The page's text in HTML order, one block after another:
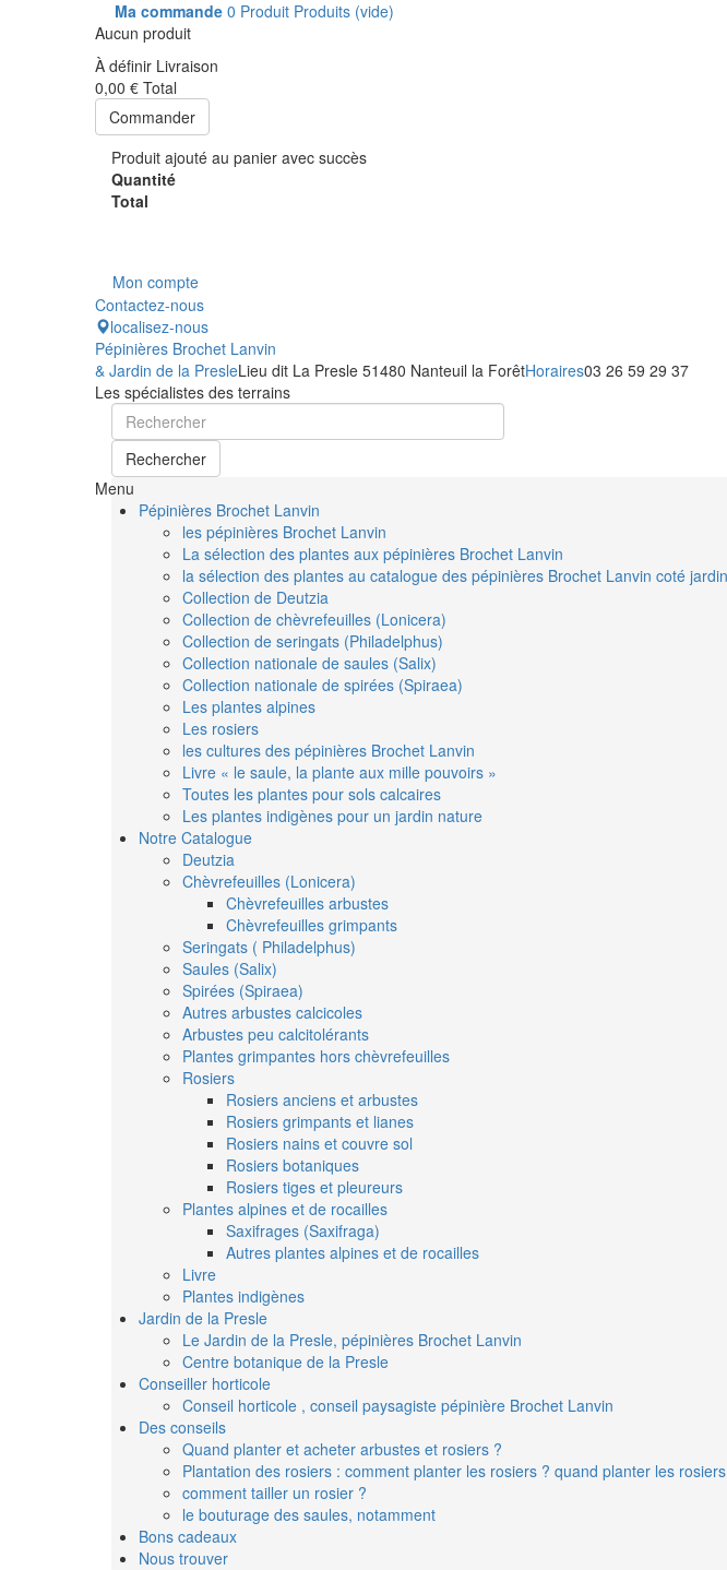
Ma commande 0 Produit Produits (vide)
Aucun produit
À définir Livraison
0,00 € Total
Commander
Produit ajouté au panier avec succès
Quantité
Total
Mon compte
Contactez-nous
localisez-nous
Pépinières Brochet Lanvin
& Jardin de la PresleLieu dit La Presle 51480 Nanteuil la ForêtHoraires03 26 59 29 37
Les spécialistes des terrains
Rechercher
Menu
Pépinières Brochet Lanvin
les pépinières Brochet Lanvin
La sélection des plantes aux pépinières Brochet Lanvin
la sélection des plantes au catalogue des pépinières Brochet Lanvin coté
Collection de Deutzia
Collection de chèvrefeuilles (Lonicera)
Collection de seringats (Philadelphus)
Collection nationale de saules (Salix)
Collection nationale de spirées (Spiraea)
Les plantes alpines
Les rosiers
les cultures des pépinières Brochet Lanvin
Livre « le saule, la plante aux mille pouvoirs »
Toutes les plantes pour sols calcaires
Les plantes indigènes pour un jardin nature
Notre Catalogue
Deutzia
Chèvrefeuilles (Lonicera)
Chèvrefeuilles arbustes
Chèvrefeuilles grimpants
Seringats ( Philadelphus)
Saules (Salix)
Spirées (Spiraea)
Autres arbustes calcicoles
Arbustes peu calcitolérants
Plantes grimpantes hors chèvrefeuilles
Rosiers
Rosiers anciens et arbustes
Rosiers grimpants et lianes
Rosiers nains et couvre sol
Rosiers botaniques
Rosiers tiges et pleureurs
Plantes alpines et de rocailles
Saxifrages (Saxifraga)
Autres plantes alpines et de rocailles
Livre
Plantes indigènes
Jardin de la Presle
Le Jardin de la Presle, pépinières Brochet Lanvin
Centre botanique de la Presle
Conseiller horticole
Conseil horticole , conseil paysagiste pépinière Brochet Lanvin
Des conseils
Quand planter et acheter arbustes et rosiers ?
Plantation des rosiers : comment planter les rosiers ? quand planter les
comment tailler un rosier ?
le bouturage des saules, notamment
Bons cadeaux
Nous trouver